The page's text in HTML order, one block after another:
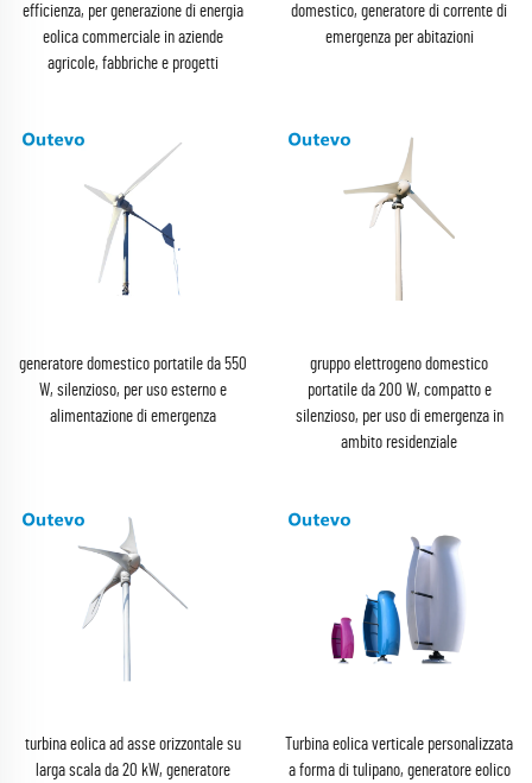
efficienza, per generazione di energia
eolica commerciale in aziende
agricole, fabbriche e progetti
domestico, generatore di corrente di
emergenza per abitazioni
generatore domestico portatile da 550
W, silenzioso, per uso esterno e
alimentazione di emergenza
gruppo elettrogeno domestico
portatile da 200 W, compatto e
silenzioso, per uso di emergenza in
ambito residenziale
turbina eolica ad asse orizzontale su
larga scala da 20 kW, generatore
Turbina eolica verticale personalizzata
a forma di tulipano, generatore eolico